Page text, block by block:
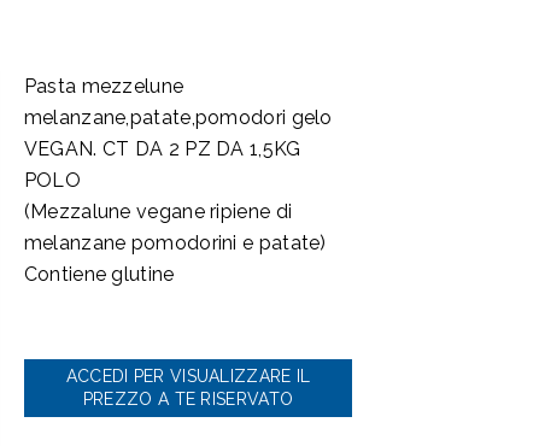
Pasta mezzelune
melanzane,patate,pomodori gelo
VEGAN. CT DA 2 PZ DA 1,5KG
POLO
(Mezzalune vegane ripiene di
melanzane pomodorini e patate)
Contiene glutine
ACCEDI PER VISUALIZZARE IL
PREZZO A TE RISERVATO